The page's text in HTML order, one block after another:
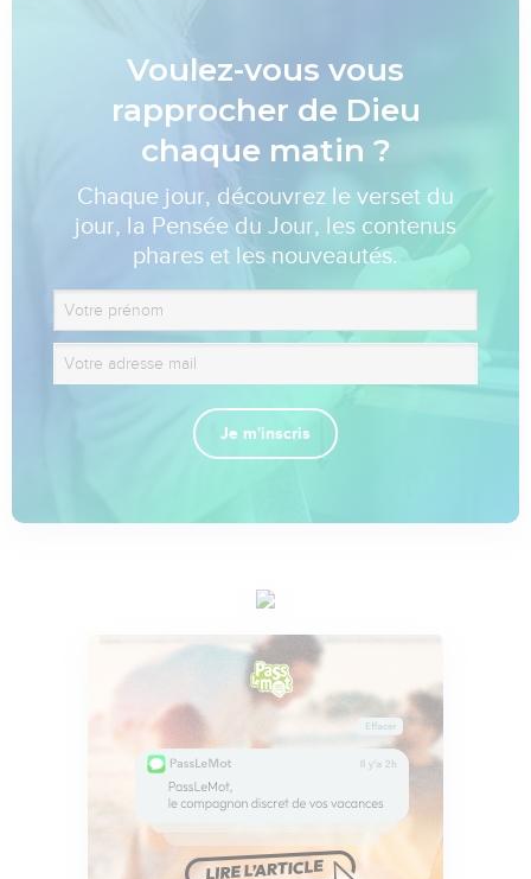
Voulez-vous vous
rapprocher de Dieu
chaque matin ?
Chaque jour, découvrez le verset du
jour, la Pensée du Jour, les contenus
phares et les nouveautés.
Je m'inscris